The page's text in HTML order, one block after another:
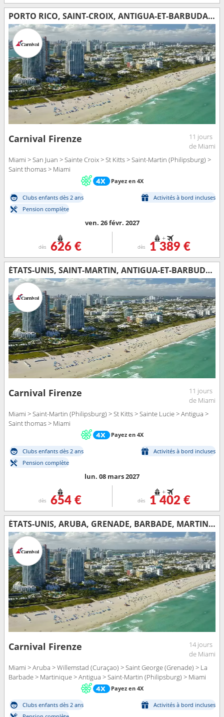
PORTO RICO, SAINT-CROIX, ANTIGUA-ET-BARBUDA, SAINT-MARTIN, SAINT-THOMAS, ÉTATS-UNIS
Carnival Firenze
11 jours
de Miami
Miami > San Juan > Sainte Croix > St Kitts > Saint-Martin (Philipsburg) >
Saint thomas > Miami
Payez en 4X
Clubs enfants dès 2 ans
Activités à bord incluses
Pension complète
ven. 26 févr. 2027
dès 626 €
+
dès 1 389 €
ÉTATS-UNIS, SAINT-MARTIN, ANTIGUA-ET-BARBUDA, SAINTE-LUCIE, SAINT-THOMAS
Carnival Firenze
11 jours
de Miami
Miami > Saint-Martin (Philipsburg) > St Kitts > Sainte Lucie > Antigua >
Saint thomas > Miami
Payez en 4X
Clubs enfants dès 2 ans
Activités à bord incluses
Pension complète
lun. 08 mars 2027
dès 654 €
+
dès 1 402 €
ÉTATS-UNIS, ARUBA, GRENADE, BARBADE, MARTINIQUE, ANTIGUA-ET-BARBUDA, SAINT-MARTIN
Carnival Firenze
14 jours
de Miami
Miami > Aruba > Willemstad (Curaçao) > Saint George (Grenade) > La
Barbade > Martinique > Antigua > Saint-Martin (Philipsburg) > Miami
Payez en 4X
Clubs enfants dès 2 ans
Activités à bord incluses